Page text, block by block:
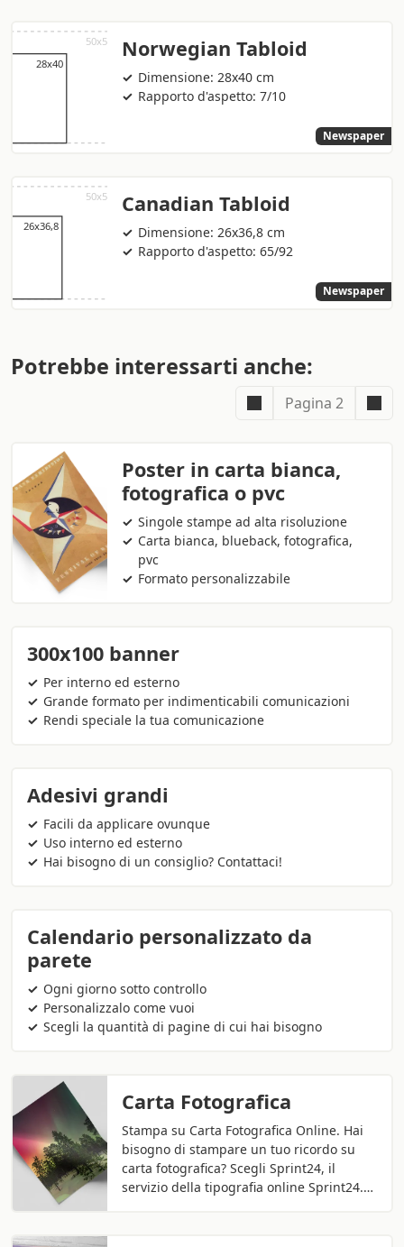
Norwegian Tabloid
Dimensione: 28x40 cm
Rapporto d'aspetto: 7/10
Newspaper
Canadian Tabloid
Dimensione: 26x36,8 cm
Rapporto d'aspetto: 65/92
Newspaper
Potrebbe interessarti anche:
Pagina 2
Poster in carta bianca,
fotografica o pvc
Singole stampe ad alta risoluzione
Carta bianca, blueback, fotografica,
pvc
Formato personalizzabile
300x100 banner
Per interno ed esterno
Grande formato per indimenticabili comunicazioni
Rendi speciale la tua comunicazione
Adesivi grandi
Facili da applicare ovunque
Uso interno ed esterno
Hai bisogno di un consiglio? Contattaci!
Calendario personalizzato da
parete
Ogni giorno sotto controllo
Personalizzalo come vuoi
Scegli la quantità di pagine di cui hai bisogno
Carta Fotografica
Stampa su Carta Fotografica Online. Hai
bisogno di stampare un tuo ricordo su
carta fotografica? Scegli Sprint24, il
servizio della tipografia online Sprint24.…